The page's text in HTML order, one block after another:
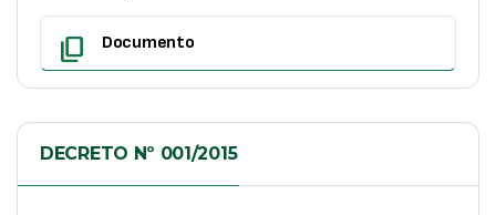
content_copy Documento
DECRETO Nº 001/2015